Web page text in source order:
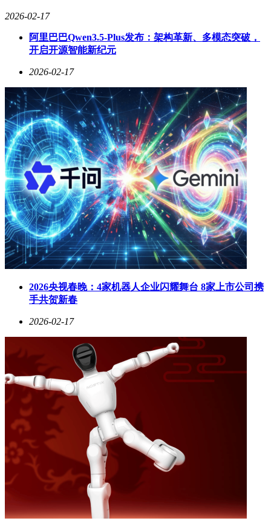
2026-02-17
阿里巴巴Qwen3.5-Plus发布：架构革新、多模态突破，
开启开源智能新纪元
2026-02-17
2026央视春晚：4家机器人企业闪耀舞台 8家上市公司携
手共贺新春
2026-02-17